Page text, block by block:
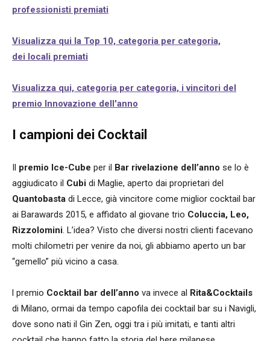
professionisti premiati
Visualizza qui la Top 10, categoria per categoria,
dei locali premiati
Visualizza qui, categoria per categoria, i vincitori del
premio Innovazione dell'anno
I campioni dei Cocktail
Il premio Ice-Cube per il Bar rivelazione dell’anno se lo è
aggiudicato il Cubi di Maglie, aperto dai proprietari del
Quantobasta di Lecce, già vincitore come miglior cocktail bar
ai Barawards 2015, e affidato al giovane trio Coluccia, Leo,
Rizzolomini. L’idea? Visto che diversi nostri clienti facevano
molti chilometri per venire da noi, gli abbiamo aperto un bar
“gemello” più vicino a casa.
l premio Cocktail bar dell’anno va invece al Rita&Cocktails
di Milano, ormai da tempo capofila dei cocktail bar su i Navigli,
dove sono nati il Gin Zen, oggi tra i più imitati, e tanti altri